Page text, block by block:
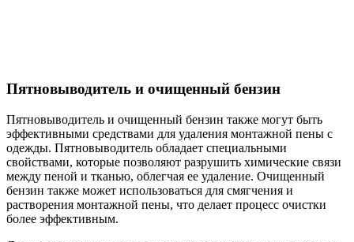
Пятновыводитель и очищенный бензин
Пятновыводитель и очищенный бензин также могут быть
эффективными средствами для удаления монтажной пены с
одежды. Пятновыводитель обладает специальными
свойствами, которые позволяют разрушить химические связи
между пеной и тканью, облегчая ее удаление. Очищенный
бензин также может использоваться для смягчения и
растворения монтажной пены, что делает процесс очистки
более эффективным.